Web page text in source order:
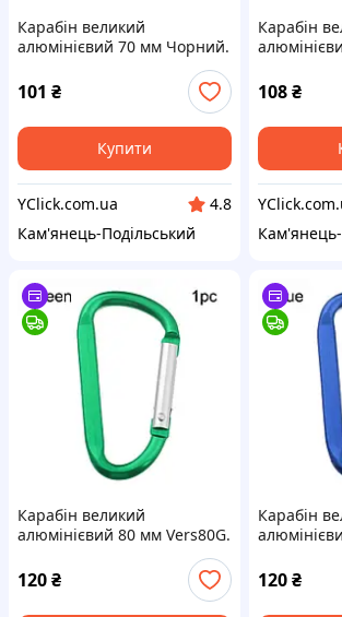
Карабін великий
алюмінієвий 70 мм Чорний.
Брелок карабін для ключів.
Карабіни для брелоків
101 ₴
Купити
YClick.com.ua
4.8
Кам'янець-Подільський
Карабін
Брелок
75mm.
брелоків
108₴
Карабін великий
алюмінієвий 80 мм Vers80G.
Брелок карабін для ключів
80mm. Карабіни для
брелоків
120₴
Карабін
Брелок
80mm.
брелоків
120₴